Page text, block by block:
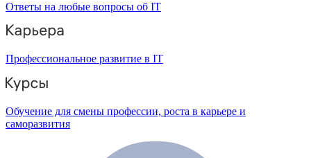
Ответы на любые вопросы об IT
Профессиональное развитие в IT
Обучение для смены профессии, роста в карьере и
саморазвития